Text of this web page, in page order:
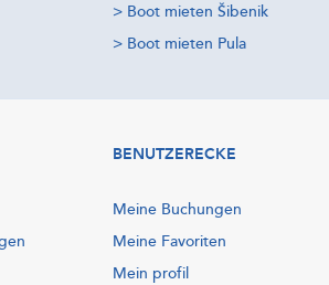
> Boot mieten Šibenik
> Boot mieten Pula
BENUTZERECKE
Meine Buchungen
Meine Favoriten
Mein profil